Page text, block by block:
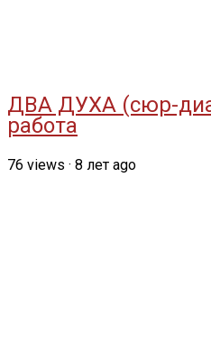
ДВА ДУХА (сюр-
работа
76 views · 8 лет ago